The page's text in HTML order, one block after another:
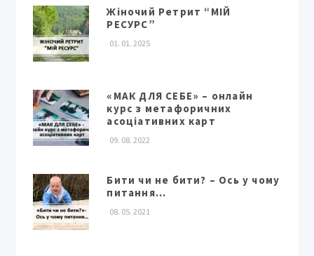
Жіночий Ретрит “МІЙ
РЕСУРС”
01. 01. 2025
«МАК ДЛЯ СЕБЕ» – онлайн
курс з метафоричних
асоціативних карт
09. 08. 2022
Бити чи не бити? – Ось у чому
питання…
08. 05. 2021